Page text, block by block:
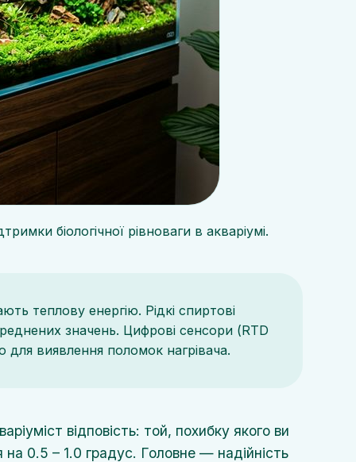
біологічної рівноваги в акваріумі.
теплову енергію. Рідкі спиртові
значень. Цифрові сенсори (RTD
виявлення поломок нагрівача.
відповість: той, похибку якого ви
0.5 – 1.0 градус. Головне — надійність